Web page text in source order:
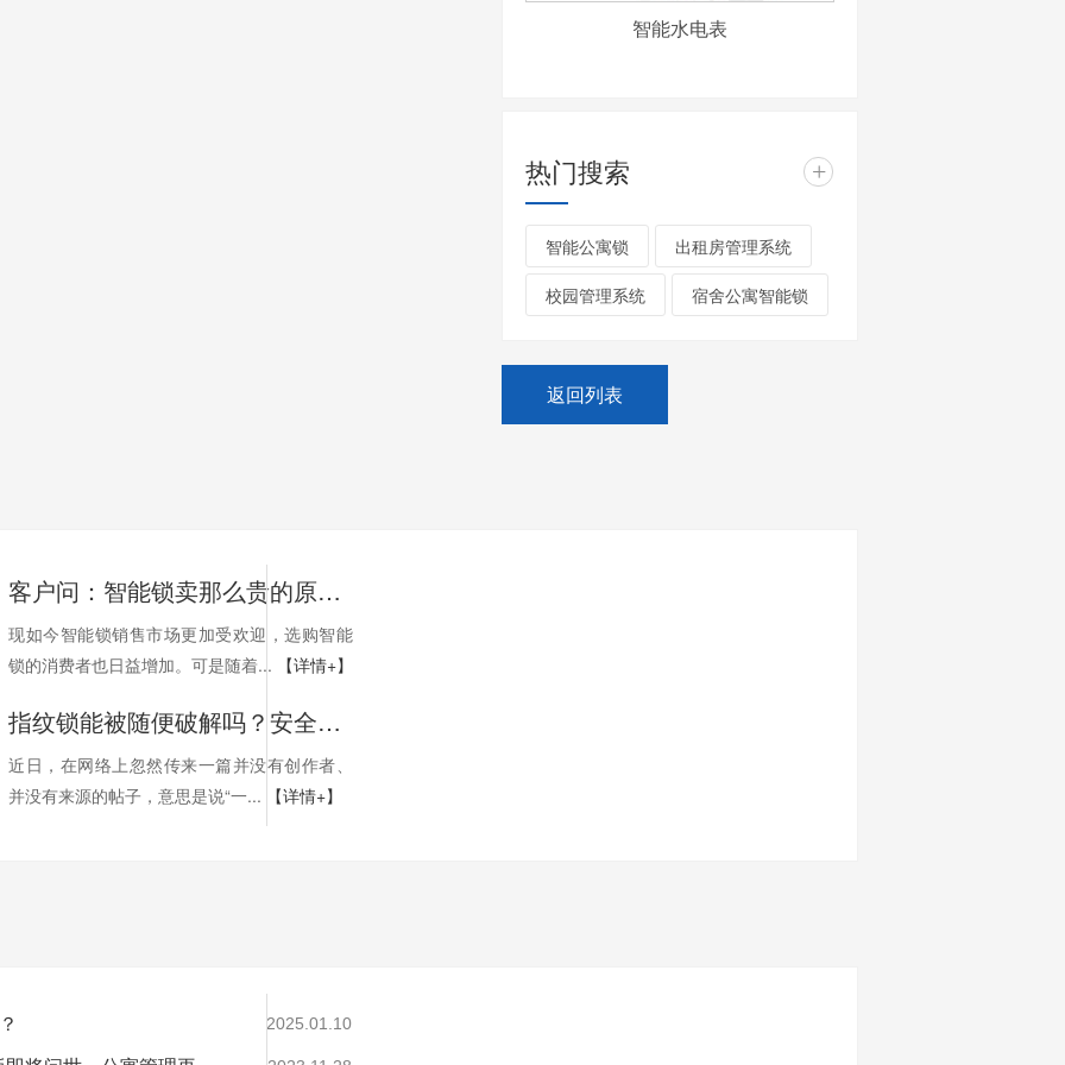
智能水电表
热门搜索 +
智能公寓锁 出租房管理系统
校园管理系统 宿舍公寓智能锁
返回列表
客户问：智能锁卖那么贵的原因是什么？你就这样回答
现如今智能锁销售市场更加受欢迎，选购智能
锁的消费者也日益增加。可是随着...
【详情+】
指纹锁能被随便破解吗？安全性高不高？
近日，在网络上忽然传来一篇并没有创作者、
并没有来源的帖子，意思是说“一...
【详情+】
2025.01.10